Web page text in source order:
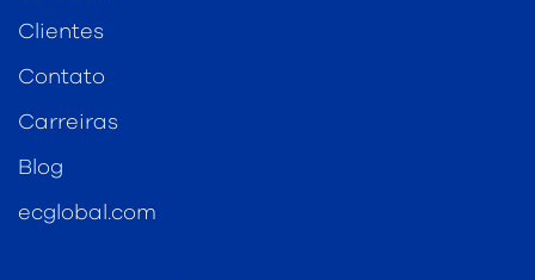
Clientes
Contato
Carreiras
Blog
ecglobal.com